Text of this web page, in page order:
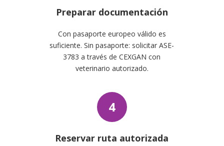
Preparar documentación
Con pasaporte europeo válido es
suficiente. Sin pasaporte: solicitar ASE-
3783 a través de CEXGAN con
veterinario autorizado.
4
Reservar ruta autorizada